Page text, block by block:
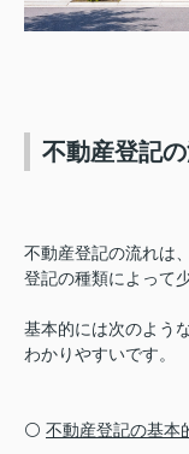
不動産登記
不動産登記の流れは、
登記の種類によって
基本的には次のよう
わかりやすいです。
⚪️ 不動産登記の基本